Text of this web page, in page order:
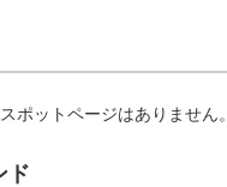
ポットページはありません。
ド